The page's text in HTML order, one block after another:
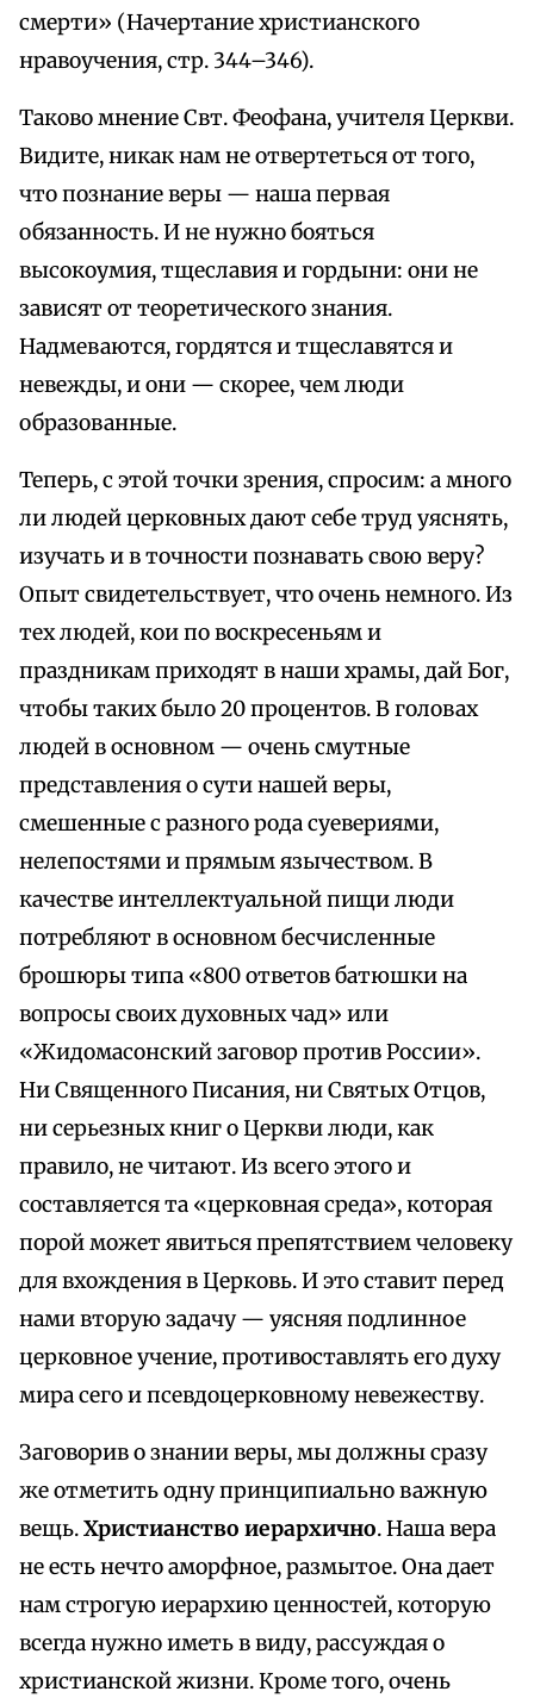
смерти» (Начертание христианского
нравоучения, стр. 344–346).
Таково мнение Свт. Феофана, учителя Церкви.
Видите, никак нам не отвертеться от того,
что познание веры — наша первая
обязанность. И не нужно бояться
высокоумия, тщеславия и гордыни: они не
зависят от теоретического знания.
Надмеваются, гордятся и тщеславятся и
невежды, и они — скорее, чем люди
образованные.
Теперь, с этой точки зрения, спросим: а много
ли людей церковных дают себе труд уяснять,
изучать и в точности познавать свою веру?
Опыт свидетельствует, что очень немного. Из
тех людей, кои по воскресеньям и
праздникам приходят в наши храмы, дай Бог,
чтобы таких было 20 процентов. В головах
людей в основном — очень смутные
представления о сути нашей веры,
смешенные с разного рода суевериями,
нелепостями и прямым язычеством. В
качестве интеллектуальной пищи люди
потребляют в основном бесчисленные
брошюры типа «800 ответов батюшки на
вопросы своих духовных чад» или
«Жидомасонский заговор против России».
Ни Священного Писания, ни Святых Отцов,
ни серьезных книг о Церкви люди, как
правило, не читают. Из всего этого и
составляется та «церковная среда», которая
порой может явиться препятствием человеку
для вхождения в Церковь. И это ставит перед
нами вторую задачу — уясняя подлинное
церковное учение, противоставлять его духу
мира сего и псевдоцерковному невежеству.
Заговорив о знании веры, мы должны сразу
же отметить одну принципиально важную
вещь.Христианство иерархично. Наша вера
не есть нечто аморфное, размытое. Она дает
нам строгую иерархию ценностей, которую
всегда нужно иметь в виду, рассуждая о
христианской жизни. Кроме того, очень